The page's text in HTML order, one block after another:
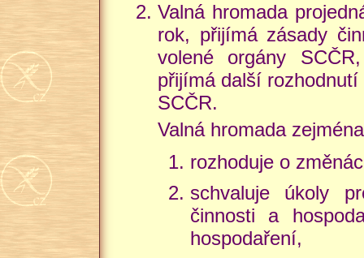
Valná hromada
rok, přijímá zásady
volené orgány
přijímá další
SCČR.
Valná hromada
rozhoduje o
schvaluje úkoly
činnosti a
hospodaření,